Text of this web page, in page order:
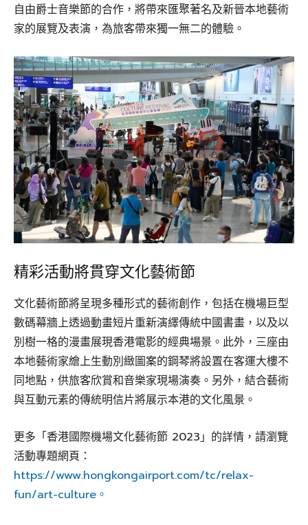
自由爵士音樂節的合作，將帶來匯聚著名及新晉本地藝術
家的展覽及表演，為旅客帶來獨一無二的體驗。
精彩活動將貫穿文化藝術節
文化藝術節將呈現多種形式的藝術創作，包括在機場巨型
數碼幕牆上透過動畫短片重新演繹傳統中國書畫，以及以
別樹一格的漫畫展現香港電影的經典場景。此外，三座由
本地藝術家繪上生動別緻圖案的鋼琴將設置在客運大樓不
同地點，供旅客欣賞和音樂家現場演奏。另外，結合藝術
與互動元素的傳統明信片將展示本港的文化風景。
更多「香港國際機場文化藝術節 2023」的詳情，請瀏覽
活動專題網頁：
https://www.hongkongairport.com/tc/relax-
fun/art-culture。